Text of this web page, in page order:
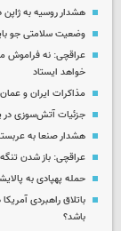
هشدار روسیه به
وضعیت سلامتی جو
عراقچی: نه فراموش
خواهد ایستاد
مذاکرات ایران و
جزئیات آتش‌سوزی در
هشدار صنعا به
عراقچی: باز شدن
حمله پهپادی به
باتلاق راهبردی
باشد؟